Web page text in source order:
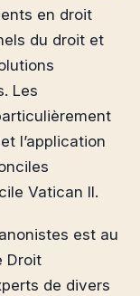
en droit
du droit et
Les
l’application
Vatican II.
est au
Droit
de divers